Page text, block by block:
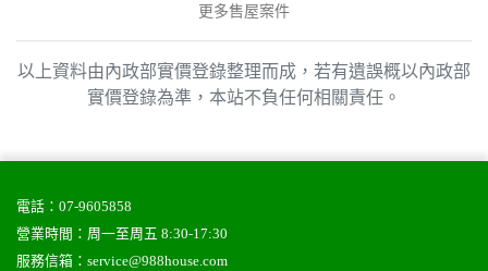
更多售屋案件
以上資料由內政部實價登錄整理而成，若有遺誤概以內政部
實價登錄為準，本站不負任何相關責任。
電話： 07-9605858
營業時間：周一至周五 8:30-17:30
服務信箱： service@988house.com